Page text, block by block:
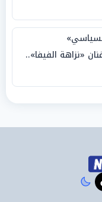
«نزاهة الفيفا»..